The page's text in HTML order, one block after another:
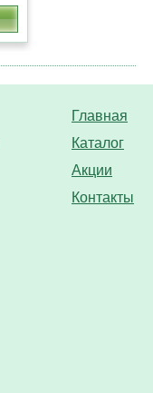
Главная
Каталог
Акции
Контакты